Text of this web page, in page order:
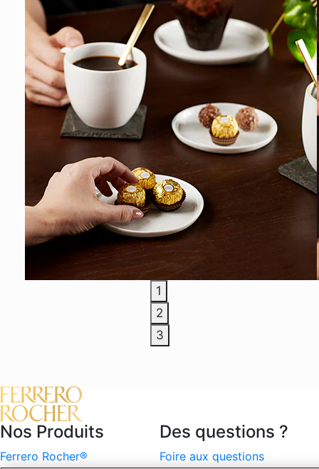
1
2
3
Nos Produits
Ferrero Rocher®
Des questions ?
Foire aux questions